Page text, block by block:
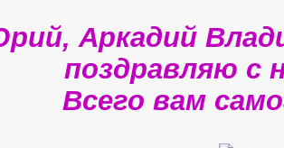
Аркадий
поздравляю с
Всего вам